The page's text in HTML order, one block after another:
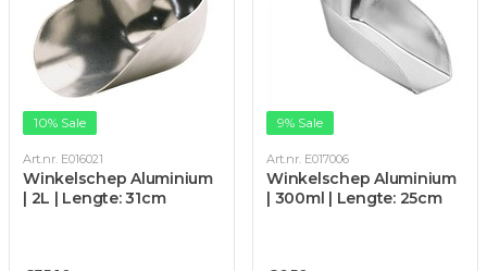
10% Sale
Art.nr. E016021
Winkelschep Aluminium
| 2L | Lengte: 31cm
9% Sale
Art.nr. E017006
Winkelschep Aluminium
| 300ml | Lengte: 25cm